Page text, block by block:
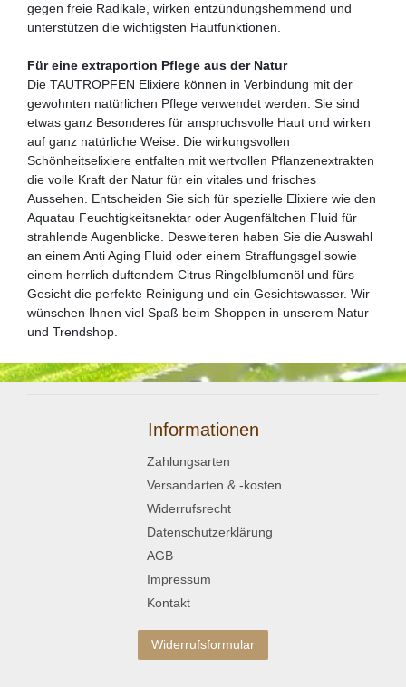
gegen freie Radikale, wirken entzündungshemmend und
unterstützen die wichtigsten Hautfunktionen.
Für eine extraportion Pflege aus der Natur
Die TAUTROPFEN Elixiere können in Verbindung mit der
gewohnten natürlichen Pflege verwendet werden. Sie sind
etwas ganz Besonderes für anspruchsvolle Haut und wirken
auf ganz natürliche Weise. Die wirkungsvollen
Schönheitselixiere entfalten mit wertvollen Pflanzenextrakten
die volle Kraft der Natur für ein vitales und frisches
Aussehen. Entscheiden Sie sich für spezielle Elixiere wie den
Aquatau Feuchtigkeitsnektar oder Augenfältchen Fluid für
strahlende Augenblicke. Desweiteren haben Sie die Auswahl
an einem Anti Aging Fluid oder einem Straffungsgel sowie
einem herrlich duftendem Citrus Ringelblumenöl und fürs
Gesicht die perfekte Reinigung und ein Gesichtswasser. Wir
wünschen Ihnen viel Spaß beim Shoppen in unserem Natur
und Trendshop.
Informationen
Zahlungsarten
Versandarten & -kosten
Widerrufsrecht
Datenschutzerklärung
AGB
Impressum
Kontakt
Widerrufsformular